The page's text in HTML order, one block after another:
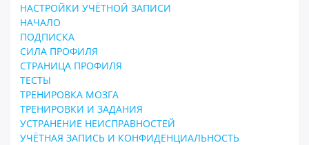
НАСТРОЙКИ УЧЁТНОЙ ЗАПИСИ
НАЧАЛО
ПОДПИСКА
СИЛА ПРОФИЛЯ
СТРАНИЦА ПРОФИЛЯ
ТЕСТЫ
ТРЕНИРОВКА МОЗГА
ТРЕНИРОВКИ И ЗАДАНИЯ
УСТРАНЕНИЕ НЕИСПРАВНОСТЕЙ
УЧЁТНАЯ ЗАПИСЬ И КОНФИДЕНЦИАЛЬНОСТЬ